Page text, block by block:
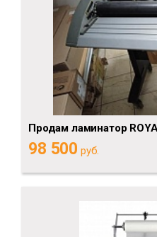
Продам ламинатор
98 500 руб.